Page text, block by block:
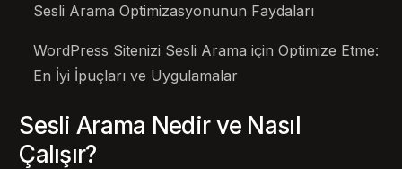
Sesli Arama Optimizasyonunun Faydaları
WordPress Sitenizi Sesli Arama için Optimize Etme:
En İyi İpuçları ve Uygulamalar
Sesli Arama Nedir ve Nasıl
Çalışır?